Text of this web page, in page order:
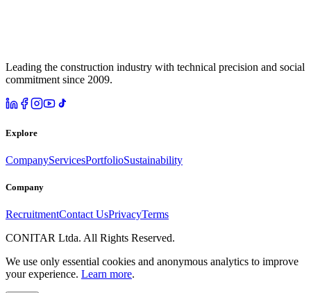
Leading the construction industry with technical precision and social
commitment since 2009.
Explore
CompanyServicesPortfolioSustainability
Company
RecruitmentContact UsPrivacyTerms
CONITAR Ltda. All Rights Reserved.
We use only essential cookies and anonymous analytics to improve
your experience. Learn more.